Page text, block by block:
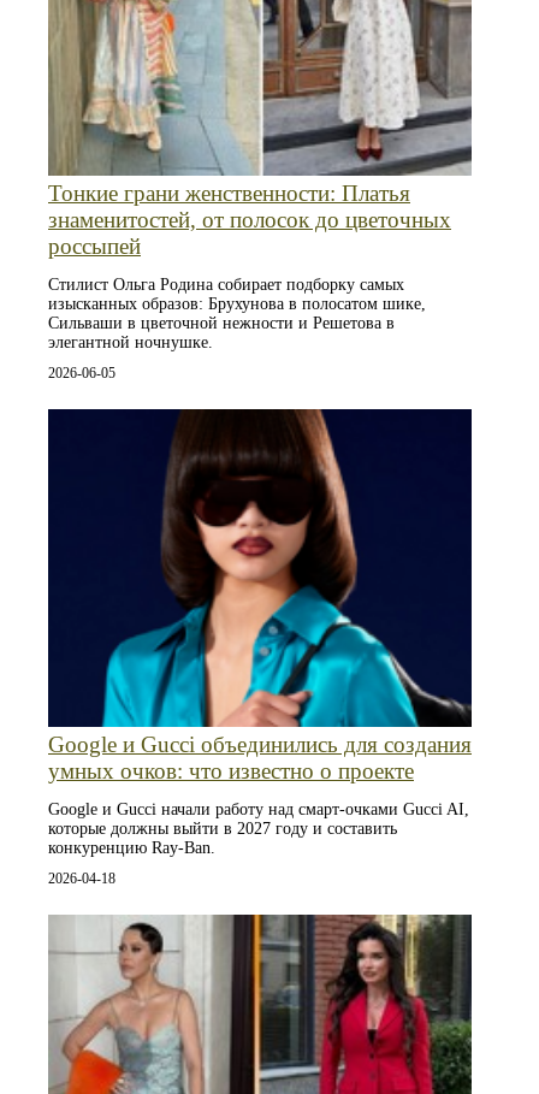
Тонкие грани женственности: Платья
знаменитостей, от полосок до цветочных
россыпей
Стилист Ольга Родина собирает подборку самых
изысканных образов: Брухунова в полосатом шике,
Сильваши в цветочной нежности и Решетова в
элегантной ночнушке.
2026-06-05
Google и Gucci объединились для создания
умных очков: что известно о проекте
Google и Gucci начали работу над смарт-очками Gucci AI,
которые должны выйти в 2027 году и составить
конкуренцию Ray-Ban.
2026-04-18